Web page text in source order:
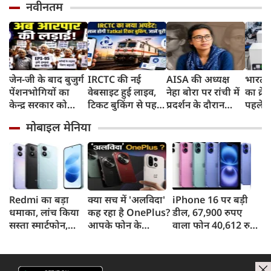
नवीनतम
जेन-जी के बाद बुजुर्ग
पेंशनभोगियों का
केन्द्र सरकार को
होगी आरपार की
लड़ाई
IRCTC की नई
वेबसाइट हुई लाइव,
टिकट बुकिंग से पहले
काम, जानें पूरा
तरीका
AISA की अध्यक्ष
नेहा बोरा पर रांची में
प्रदर्शन के दौरान
मंतर के Gen Z
Protest से आई थी
चर्चा में
भारत
का
पहले
और
मोबाइल मेनिया
Redmi का बड़ा
धमाका, लांच किया
सस्ता स्मार्टफोन,
क्या सच में 'अलविदा'
कह रहा है OnePlus?
आपके फोन के
iPhone 16 पर बड़ी
डील, 67,900 रुपए
वाला फोन 40,612 रुपए